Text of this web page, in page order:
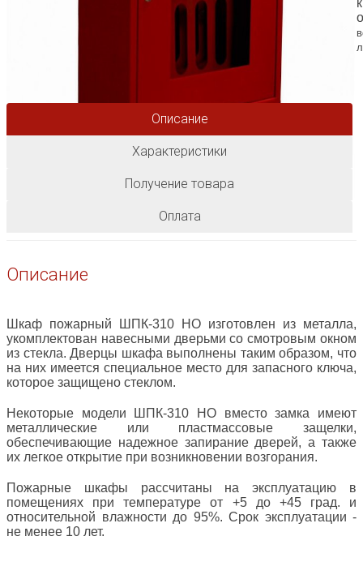
Описание
Характеристики
Получение товара
Оплата
Описание
Шкаф пожарный ШПК-310 НО изготовлен из металла,
укомплектован навесными дверьми со смотровым окном
из стекла. Дверцы шкафа выполнены таким образом, что
на них имеется специальное место для запасного ключа,
которое защищено стеклом.
Некоторые модели ШПК-310 НО вместо замка имеют
металлические или пластмассовые защелки,
обеспечивающие надежное запирание дверей, а также
их легкое открытие при возникновении возгорания.
Пожарные шкафы рассчитаны на эксплуатацию в
помещениях при температуре от +5 до +45 град. и
относительной влажности до 95%. Срок эксплуатации -
не менее 10 лет.